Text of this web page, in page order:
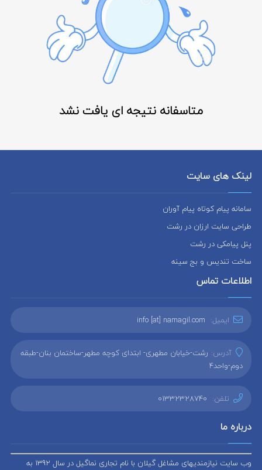
متاسفانه نتیجه ای یافت نشد
لینک های سایت
سامانه پیام کوتاه پیام آوران
طراحی سایت ارزان در رشت
پنل پیامکی در رشت
ساخت تندیس و بج سینه
اطلاعات تماس
ایمیل: info [at] namagil.com
آدرس: رشت-خیابان مطهری- ابتدای کوچه مطهر-ساختمان بنان-طبقه
دوم-واحد4
تلفن: 01332328740
درباره ما
وب سایت نیازمندیهای مشاغل گیلان با نام تجاری نماگیل در سال 1392 به